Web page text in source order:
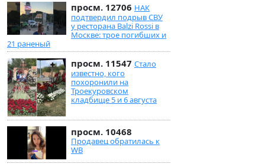
просм. 12706 НАК
подтвердил подрыв СВУ
у ресторана Balzi Rossi в
Москве: трое погибших и
21 раненый
просм. 11547 Стало
известно, кого
похоронили на
Троекуровском
кладбище 5 и 6 августа
просм. 10468
Продавец обратилась к
WB